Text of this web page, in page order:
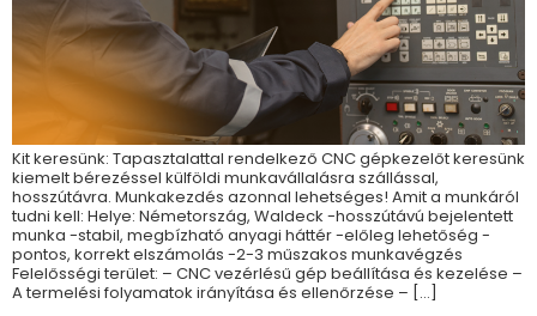
Kit keresünk: Tapasztalattal rendelkező CNC gépkezelőt keresünk
kiemelt bérezéssel külföldi munkavállalásra szállással,
hosszútávra. Munkakezdés azonnal lehetséges! Amit a munkáról
tudni kell: Helye: Németország, Waldeck -hosszútávú bejelentett
munka -stabil, megbízható anyagi háttér -előleg lehetőség -
pontos, korrekt elszámolás -2-3 műszakos munkavégzés
Felelősségi terület: – CNC vezérlésű gép beállítása és kezelése –
A termelési folyamatok irányítása és ellenőrzése – […]